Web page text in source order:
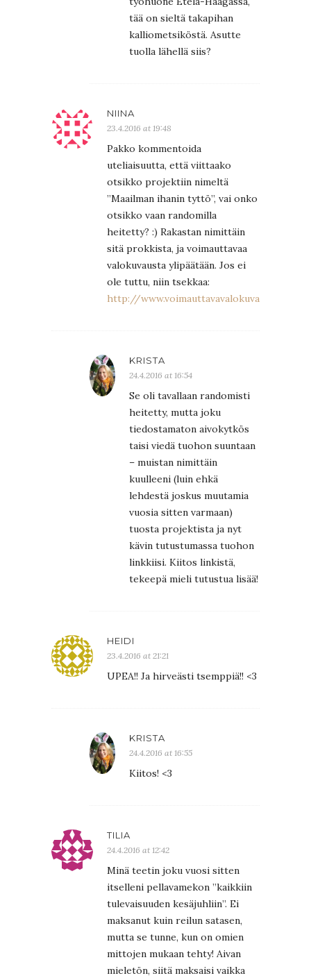
tää on sieltä takapihan
kalliometsiköstä. Asutte
tuolla lähellä siis?
NIINA
23.4.2016 at 19:48
Pakko kommentoida
uteliaisuutta, että viittaako
otsikko projektiin nimeltä
”Maailman ihanin tyttö”, vai onko
otsikko vaan randomilla
heitetty? :) Rakastan nimittäin
sitä prokkista, ja voimauttavaa
valokuvausta ylipäätään. Jos ei
ole tuttu, niin tsekkaa:
http://www.voimauttavavalokuva.net
KRISTA
24.4.2016 at 16:54
Se oli tavallaan randomisti
heitetty, mutta joku
tiedostamaton aivokytkös
taisi viedä tuohon suuntaan
– muistan nimittäin
kuulleeni (luin ehkä
lehdestä joskus muutamia
vuosia sitten varmaan)
tuosta projektista ja nyt
kävin tutustumassa tuohon
linkkiisi. Kiitos linkistä,
tekeepä mieli tutustua lisää!
HEIDI
23.4.2016 at 21:21
UPEA!! Ja hirveästi tsemppiä!! <3
KRISTA
24.4.2016 at 16:55
Kiitos! <3
TILIA
24.4.2016 at 12:42
Minä teetin joku vuosi sitten
itselleni pellavamekon ”kaikkiin
tulevaisuuden kesäjuhliin”. Ei
maksanut kuin reilun satasen,
mutta se tunne, kun on omien
mittojen mukaan tehty! Aivan
mieletön, siitä maksaisi vaikka